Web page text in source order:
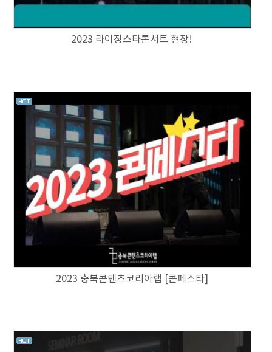
2023 라이징스타콘서트 현장!
2023 충북콘텐츠코리아랩 [콘페스타]